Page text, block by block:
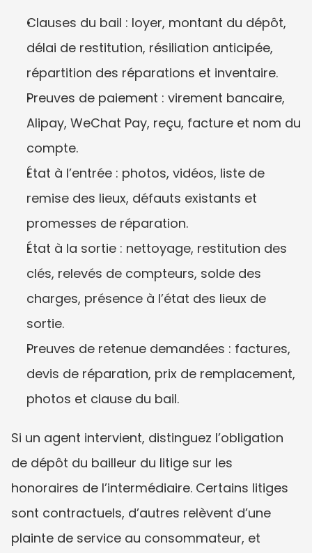
Clauses du bail : loyer, montant du dépôt,
délai de restitution, résiliation anticipée,
répartition des réparations et inventaire.
Preuves de paiement : virement bancaire,
Alipay, WeChat Pay, reçu, facture et nom du
compte.
État à l’entrée : photos, vidéos, liste de
remise des lieux, défauts existants et
promesses de réparation.
État à la sortie : nettoyage, restitution des
clés, relevés de compteurs, solde des
charges, présence à l’état des lieux de
sortie.
Preuves de retenue demandées : factures,
devis de réparation, prix de remplacement,
photos et clause du bail.
Si un agent intervient, distinguez l’obligation
de dépôt du bailleur du litige sur les
honoraires de l’intermédiaire. Certains litiges
sont contractuels, d’autres relèvent d’une
plainte de service au consommateur, et